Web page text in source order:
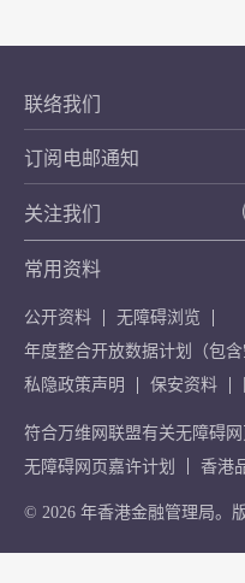
联络我们
订阅电邮通知
关注我们
常用资料
公开资料
无障碍浏览
年度整合开放数据计划（包含
私隐政策声明
保安资料
符合万维网联盟有关无障碍
无障碍网页嘉许计划
香港
© 2026 年香港金融管理局。